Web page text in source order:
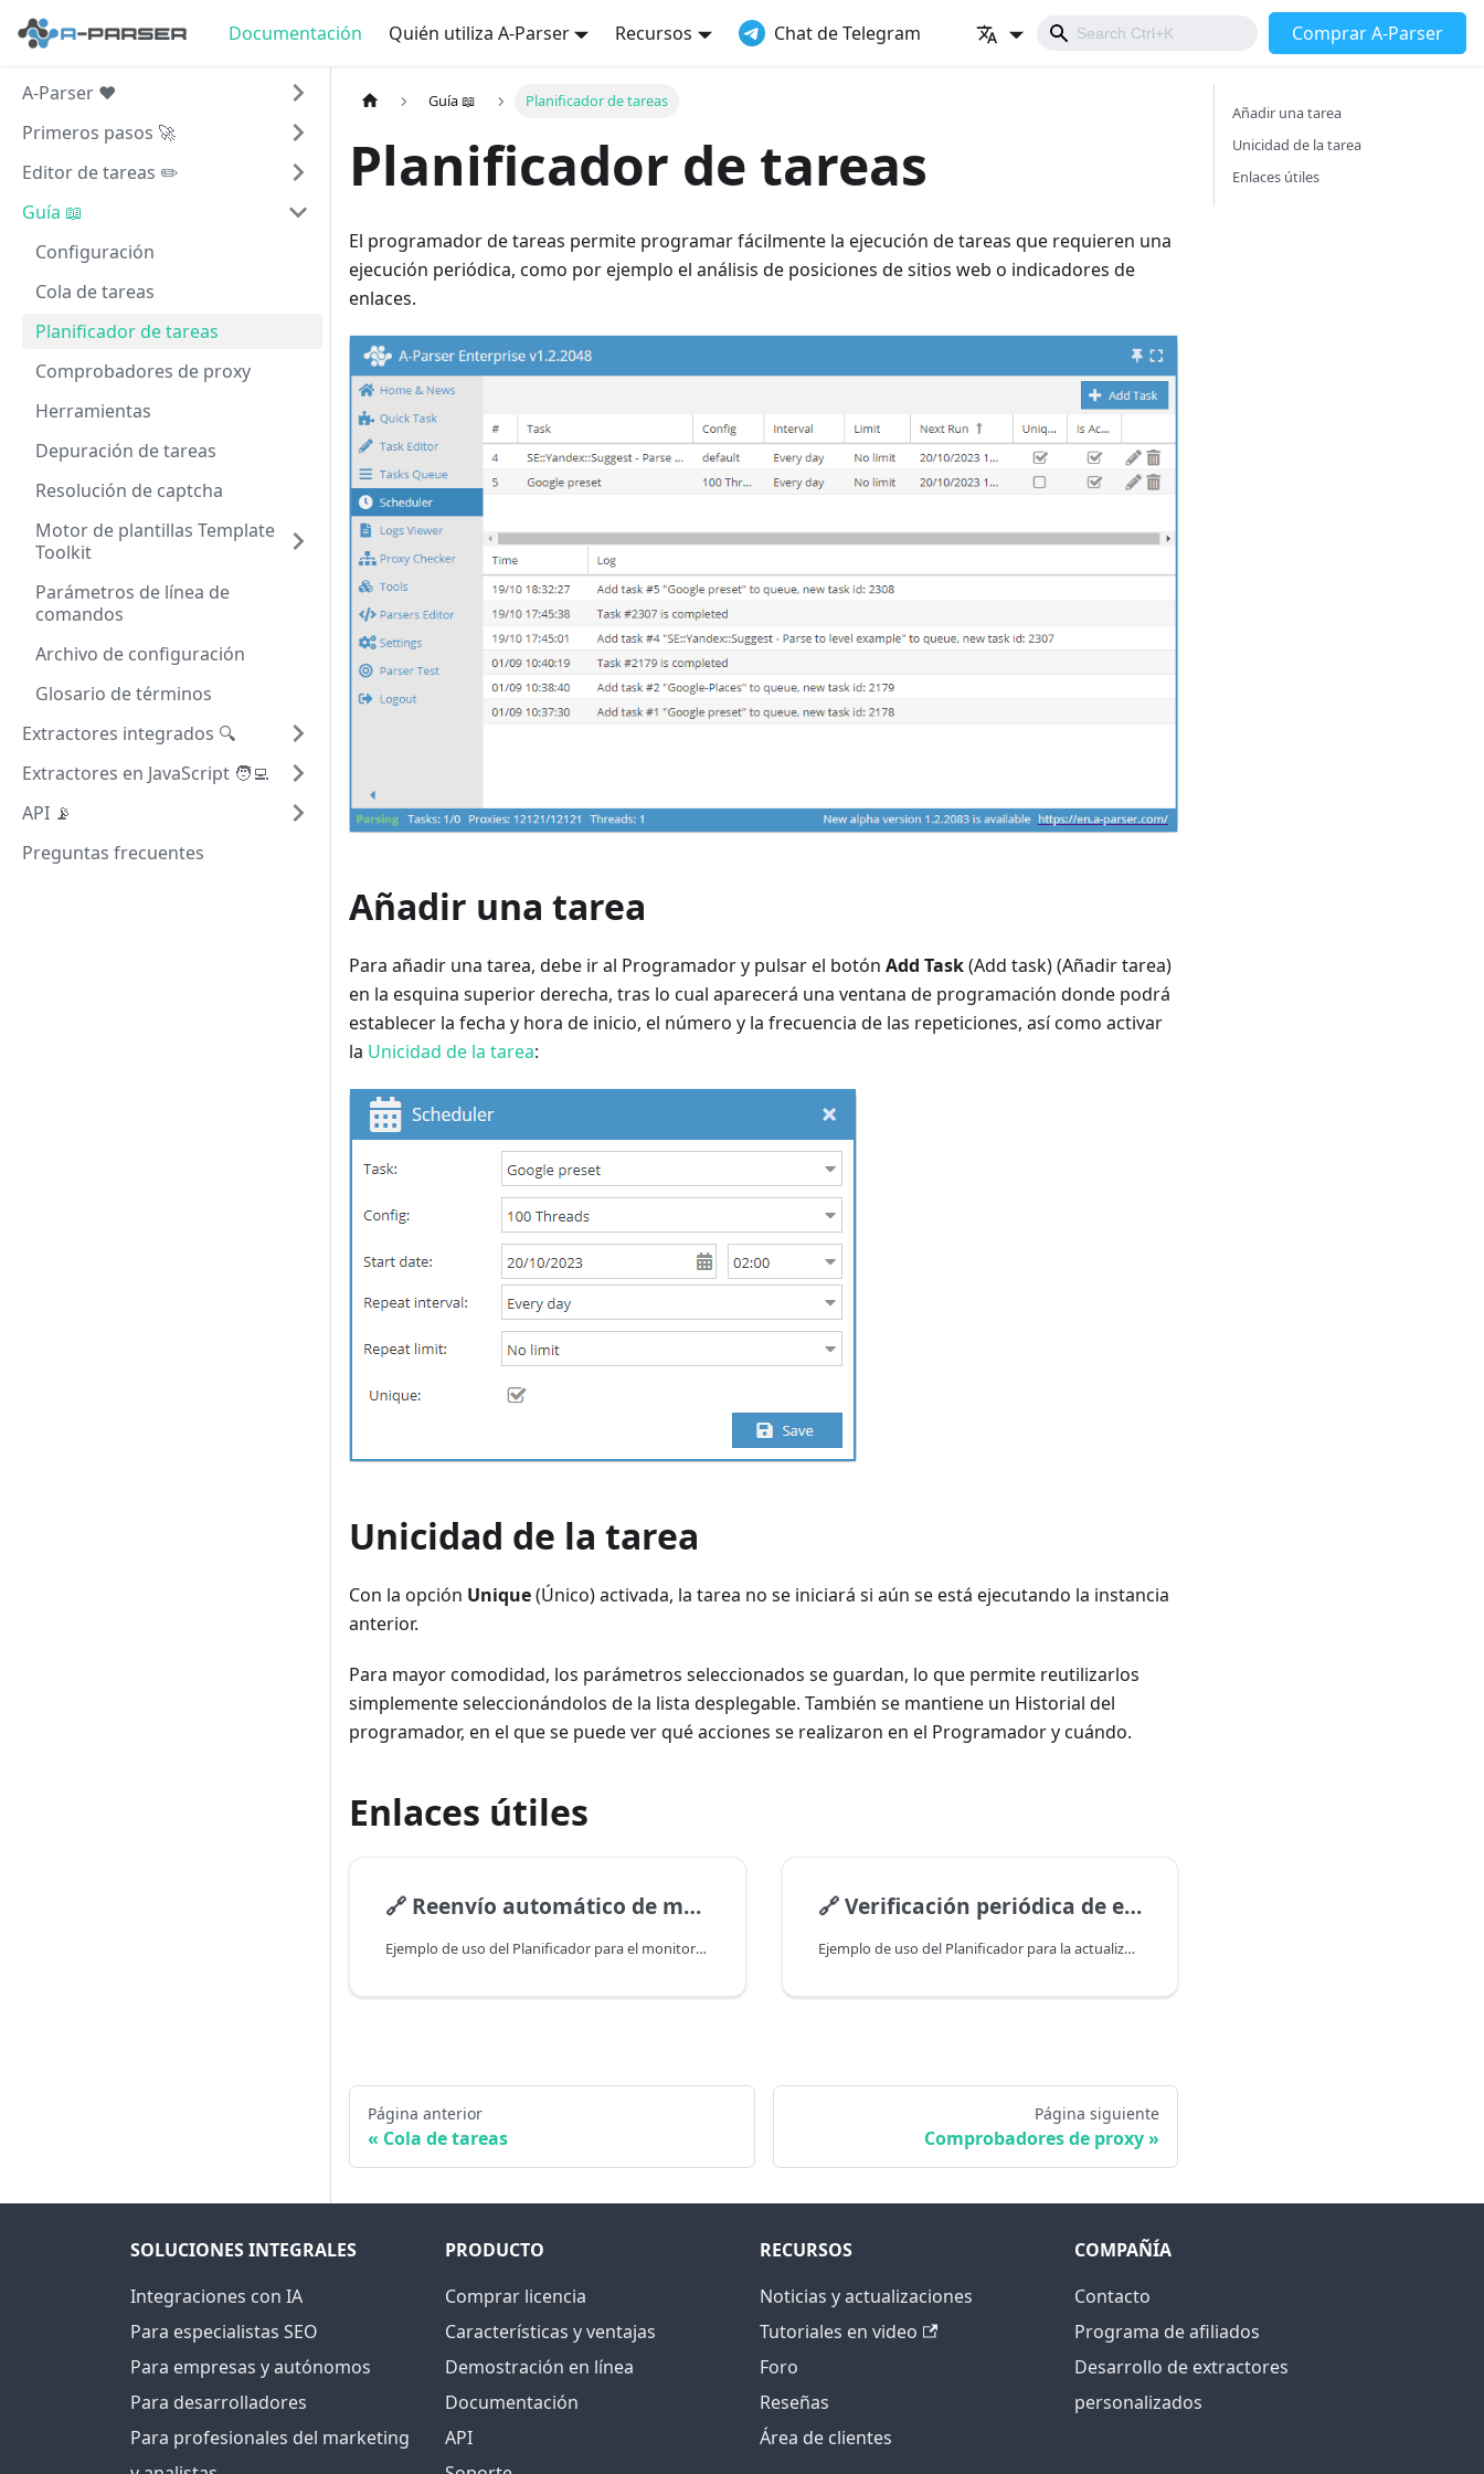
Documentación Quién utiliza A-Parser Recursos Chat de Telegram Comprar A-Parser
A-Parser ❤️
Primeros pasos 🚀
Editor de tareas ✏️
Guía 📖
Configuración
Cola de tareas
Planificador de tareas
Comprobadores de proxy
Herramientas
Depuración de tareas
Resolución de captcha
Motor de plantillas Template
Toolkit
Parámetros de línea de
comandos
Archivo de configuración
Glosario de términos
Extractores integrados 🔍
Extractores en JavaScript 🧑‍💻
API 📡
Preguntas frecuentes
Guía 📖 Planificador de tareas
Planificador de tareas
El programador de tareas permite programar fácilmente la ejecución de tareas que requieren una
ejecución periódica, como por ejemplo el análisis de posiciones de sitios web o indicadores de
enlaces.
Añadir una tarea
Para añadir una tarea, debe ir al Programador y pulsar el botón Add Task(Add task) (Añadir tarea)
en la esquina superior derecha, tras lo cual aparecerá una ventana de programación donde podrá
establecer la fecha y hora de inicio, el número y la frecuencia de las repeticiones, así como activar
la Unicidad de la tarea:
Unicidad de la tarea
Con la opción Unique(Único) activada, la tarea no se iniciará si aún se está ejecutando la instancia
anterior.
Para mayor comodidad, los parámetros seleccionados se guardan, lo que permite reutilizarlos
simplemente seleccionándolos de la lista desplegable. También se mantiene un Historial del
programador, en el que se puede ver qué acciones se realizaron en el Programador y cuándo.
Enlaces útiles
🔗 Reenvío automático de mensajes desde canales de Telegram
Ejemplo de uso del Planificador para el monitoreo constante de mensajes en canales de Telegram
🔗 Verificación periódica de enlaces de retroceso
Ejemplo de uso del Planificador para la actualización de datos en una tabla
Página anterior
Cola de tareas
Página siguiente
Comprobadores de proxy
Añadir una tarea
Unicidad de la tarea
Enlaces útiles
SOLUCIONES INTEGRALES
Integraciones con IA
Para especialistas SEO
Para empresas y autónomos
Para desarrolladores
Para profesionales del marketing
PRODUCTO
Comprar licencia
Características y ventajas
Demostración en línea
Documentación
API
RECURSOS
Noticias y actualizaciones
Tutoriales en video
Foro
Reseñas
Área de clientes
COMPAÑÍA
Contacto
Programa de afiliados
Desarrollo de extractores
personalizados